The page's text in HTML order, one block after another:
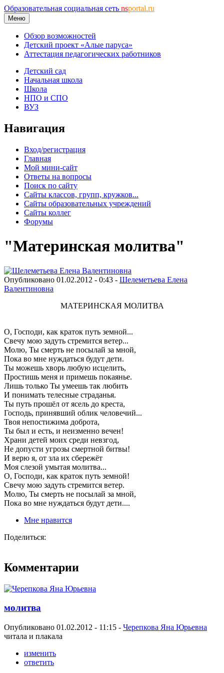
Образовательная социальная сеть nsportal.ru
Меню
Обзор возможностей
Детский проект «Алые паруса»
Аттестация педагогических работников
Детский сад
Начальная школа
Школа
НПО и СПО
ВУЗ
Навигация
Вход/регистрация
Главная
Мой мини-сайт
Ответы на вопросы
Поиск по сайту
Сайты классов, групп, кружков...
Сайты образовательных учреждений
Сайты коллег
Форумы
"Материнская молитва"
Опубликовано 01.02.2012 - 0:43 - Шелеметьева Елена
Валентиновна
МАТЕРИНСКАЯ МОЛИТВА
О, Господи, как краток путь земной...
Свечу мою задуть стремится ветер...
Молю, Ты смерть не посылай за мной,
Пока во мне нуждаться будут дети.
Ты можешь хворь любую исцелить,
Простишь меня и примешь покаянье.
Лишь только Ты умеешь так любить
И понимать телесные страданья.
Ты путь прошёл от ясель до креста,
Господь, принявший облик человечий...
Твоя непостижима доброта,
Ты был и есть, и неизменно вечен!
Храни детей моих среди невзгод,
Не допусти угрозы смертной битвы!
И верю я, от зла их сбережёт
Моя слезой умытая молитва...
О, Господи, как краток путь земной!
Свечу мою задуть стремится ветер.
Молю, Ты смерть не посылай за мной,
Пока во мне нуждаться будут дети....
Мне нравится
Поделиться:
Комментарии
молитва
Опубликовано 01.02.2012 - 11:15 - Черепкова Яна Юрьевна
читала и плакала
изменить
ответить